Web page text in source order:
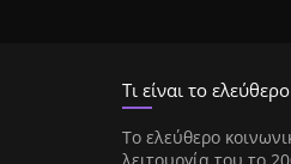
Τι είναι το
Tο ελεύθερο